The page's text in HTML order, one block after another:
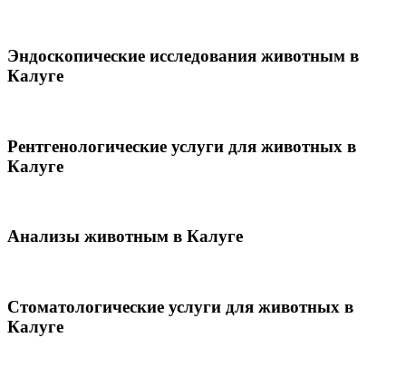
Эндоскопические исследования животным в
Калуге
Рентгенологические услуги для животных в
Калуге
Анализы животным в Калуге
Стоматологические услуги для животных в
Калуге